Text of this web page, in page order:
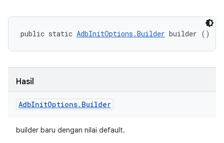
public static AdbInitOptions.Builder builder ()
Hasil
AdbInitOptions. Builder
builder baru dengan nilai default.